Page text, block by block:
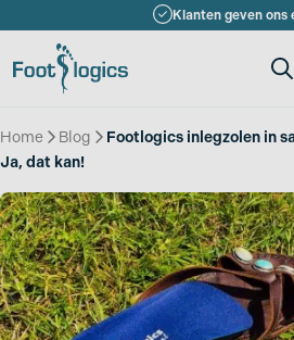
naar
de
Klanten geven ons
Home » Blog » Footlogics inlegzolen in
Ja, dat kan!